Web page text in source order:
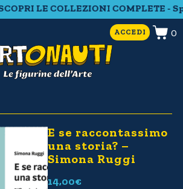
LE COLLEZIONI COMPLETE -
ACCEDI 0
E se raccontassimo
una storia? –
Simona Ruggi
14,00€